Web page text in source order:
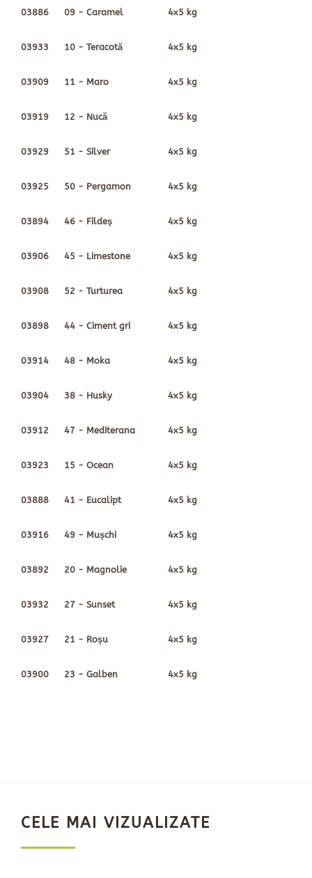
03886 09 - Caramel 4x5 kg
03933 10 - Teracotă 4x5 kg
03909 11 - Maro 4x5 kg
03919 12 - Nucă 4x5 kg
03929 51 - Silver 4x5 kg
03925 50 - Pergamon 4x5 kg
03894 46 - Fildeş 4x5 kg
03906 45 - Limestone 4x5 kg
03908 52 - Turturea 4x5 kg
03898 44 - Ciment gri 4x5 kg
03914 48 - Moka 4x5 kg
03904 38 - Husky 4x5 kg
03912 47 - Mediterana 4x5 kg
03923 15 - Ocean 4x5 kg
03888 41 - Eucalipt 4x5 kg
03916 49 - Muşchi 4x5 kg
03892 20 - Magnolie 4x5 kg
03932 27 - Sunset 4x5 kg
03927 21 - Roşu 4x5 kg
03900 23 - Galben 4x5 kg
CELE MAI VIZUALIZATE